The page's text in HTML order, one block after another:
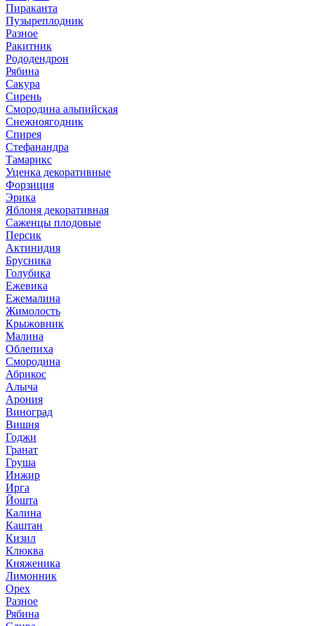
Пираканта
Пузыреплодник
Разное
Ракитник
Рододендрон
Рябина
Сакура
Сирень
Смородина альпийская
Снежноягодник
Спирея
Стефанандра
Тамарикс
Уценка декоративные
Форзиция
Эрика
Яблоня декоративная
Саженцы плодовые
Персик
Актинидия
Брусника
Голубика
Ежевика
Ежемалина
Жимолость
Крыжовник
Малина
Облепиха
Смородина
Абрикос
Алыча
Арония
Виноград
Вишня
Годжи
Гранат
Груша
Инжир
Ирга
Йошта
Калина
Каштан
Кизил
Клюква
Княженика
Лимонник
Орех
Разное
Рябина